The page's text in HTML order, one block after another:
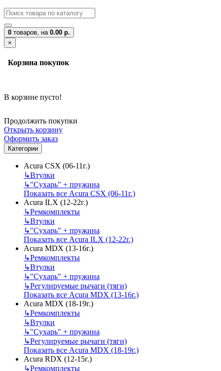
0 товаров, на 0.00 р.
×
Корзина покупок
В корзине пусто!
Продолжить покупки
Открыть корзину
Оформить заказ
Категории
Acura CSX (06-11г.)
↳Втулки
↳"Сухарь" + пружина
Показать все Acura CSX (06-11г.)
Acura ILX (12-22г.)
↳Ремкомплекты
↳Втулки
↳"Сухарь" + пружина
Показать все Acura ILX (12-22г.)
Acura MDX (13-16г.)
↳Ремкомплекты
↳Втулки
↳"Сухарь" + пружина
↳Регулируемые рычаги (тяги)
Показать все Acura MDX (13-16г.)
Acura MDX (18-19г.)
↳Ремкомплекты
↳Втулки
↳"Сухарь" + пружина
↳Регулируемые рычаги (тяги)
Показать все Acura MDX (18-19г.)
Acura RDX (12-15г.)
↳Ремкомплекты